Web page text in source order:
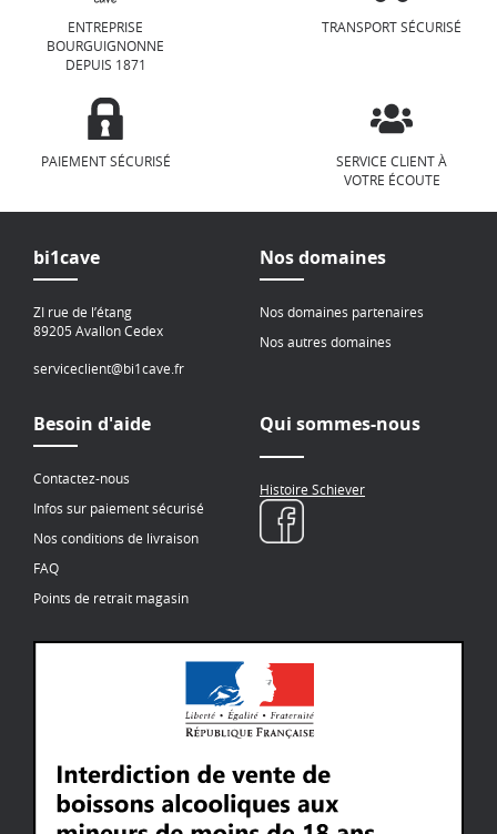
ENTREPRISE
BOURGUIGNONNE
DEPUIS 1871
TRANSPORT SÉCURISÉ
PAIEMENT SÉCURISÉ
SERVICE CLIENT À
VOTRE ÉCOUTE
bi1cave
ZI rue de l’étang
89205 Avallon Cedex
serviceclient@bi1cave.fr
Nos domaines
Nos domaines partenaires
Nos autres domaines
Besoin d'aide
Contactez-nous
Infos sur paiement sécurisé
Nos conditions de livraison
FAQ
Points de retrait magasin
Qui sommes-nous
Histoire Schiever